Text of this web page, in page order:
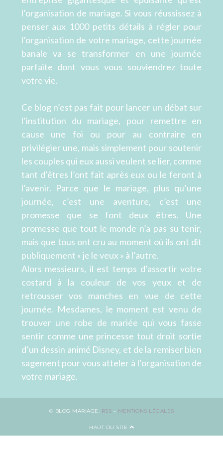
l’organisation de mariage. Si vous réussissez à
penser aux 1000 petits détails à régler pour
l’organisation de votre mariage, cette journée
banale va se transformer en une journée
parfaite dont vous vous souviendrez toute
votre vie.
Ce blog n’est pas fait pour lancer un débat sur
l’institution du mariage, pour remettre en
cause une foi ou pour au contraire en
privilégier une, mais simplement pour soutenir
les couples qui eux aussi veulent se lier, comme
tant d’êtres l’ont fait après eux ou le feront à
l’avenir. Parce que le mariage, plus qu’une
journée, c’est une aventure, c’est une
promesse que se font deux êtres. Une
promesse que tout le monde n’a pas su tenir,
mais que tous ont cru au moment où ils ont dit
publiquement « je le veux » à l’autre.
Alors messieurs, il est temps d’assortir votre
costard à la couleur de vos yeux et de
retrousser vos manches en vue de cette
journée. Mesdames, le moment est venu de
trouver une robe de mariée qui vous fasse
sentir comme une princesse tout droit sortie
d’un dessin animé Disney, et de la remiser bien
sagement pour vous atteler à l’organisation de
votre mariage.
© BLOG MARIAGE. RSS – MENTIONS LÉGALES
HAUT DU SITE